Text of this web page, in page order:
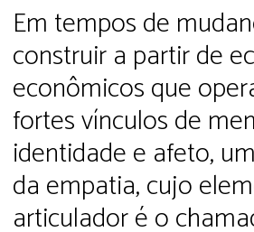
Em tempos de
construir a partir de
econômicos que
fortes vínculos de
identidade e afeto,
da empatia, cujo
articulador é o